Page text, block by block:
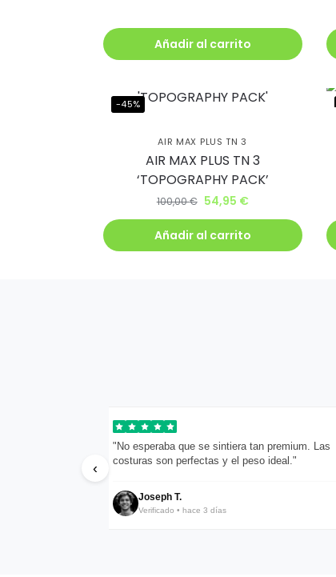
Añadir al carrito
-45%
AIR MAX PLUS TN 3
AIR MAX PLUS TN 3
‘TOPOGRAPHY PACK’
100,00€ 54,95 €
Añadir al carrito
‹
"No esperaba que se sintiera tan premium. Las
costuras son perfectas y el peso ideal."
Joseph T.
Verificado • hace 3 días